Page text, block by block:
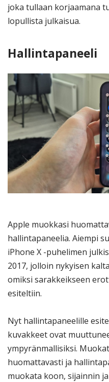
joka tullaan korjaamana
lopullista julkaisua.
Hallintapaneeli
Apple muokkasi
hallintapaneelia. Aiempi
iPhone X -puhelimen
2017, jolloin nykyisen
omiksi sarakkeikseen
esiteltiin.
Nyt hallintapaneelille
kuvakkeet ovat
ympyränmallisiksi.
huomattavasti ja
muokata koon, sijainnin